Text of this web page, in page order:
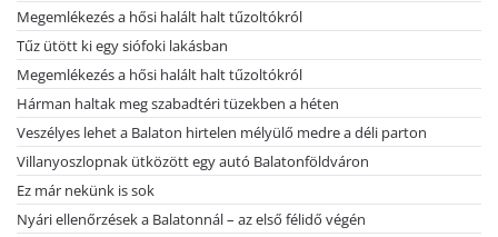
Megemlékezés a hősi halált halt tűzoltókról
Tűz ütött ki egy siófoki lakásban
Megemlékezés a hősi halált halt tűzoltókról
Hárman haltak meg szabadtéri tüzekben a héten
Veszélyes lehet a Balaton hirtelen mélyülő medre a déli parton
Villanyoszlopnak ütközött egy autó Balatonföldváron
Ez már nekünk is sok
Nyári ellenőrzések a Balatonnál – az első félidő végén